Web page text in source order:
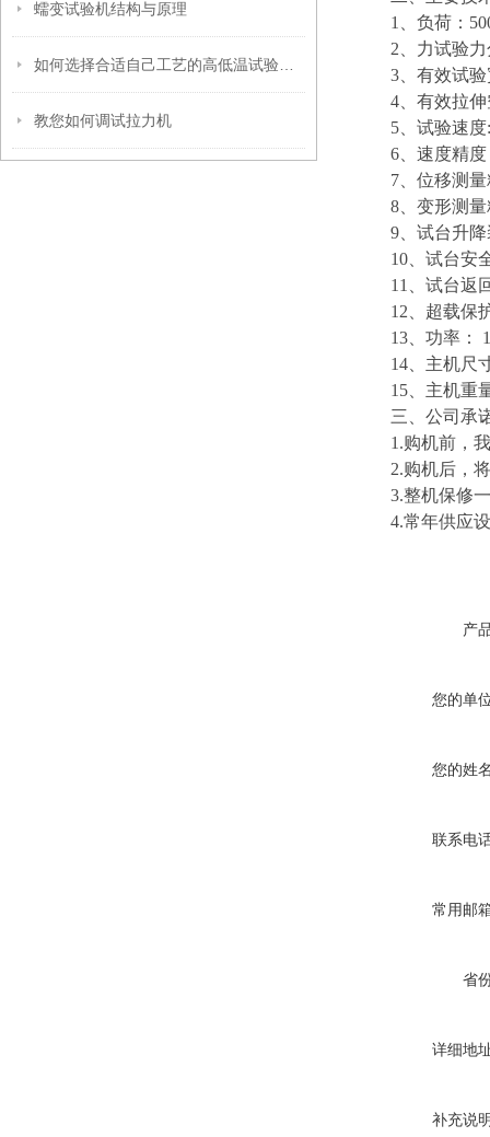
蠕变试验机结构与原理
教您如何调试拉力机
1、负荷：
2、力试验力分
3、有效试验
4、有效拉伸空
5、试验速度:
6、速度精度
7、位移测量
8、变形测量
9、试台升降
10、试台安全
11、试台返回
12、超载保护
13、功率：
14、主机尺寸
15、主机重量
三、公司承
1.购机前，我
2.购机后，将
3.整机保修一
4.常年供应设
产
您的单
您的姓
联系电
常用邮
省
详细地
补充说